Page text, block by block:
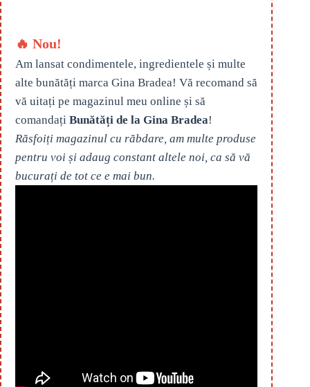
🔥 Nou!
Am lansat condimentele, ingredientele și multe
alte bunătăți marca Gina Bradea! Vă recomand să
vă uitați pe magazinul meu online și să
comandați Bunătăți de la Gina Bradea!
Răsfoiți magazinul cu răbdare, am multe produse
pentru voi și adaug constant altele noi, ca să vă
bucurați de tot ce e mai bun.